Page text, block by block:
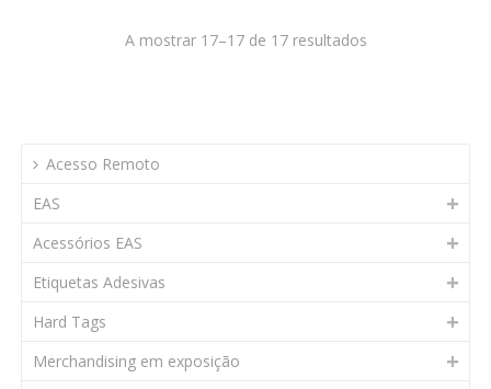
A mostrar 17–17 de 17 resultados
Acesso Remoto
EAS
Acessórios EAS
Etiquetas Adesivas
Hard Tags
Merchandising em exposição